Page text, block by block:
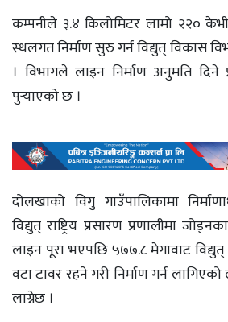
कम्पनीले ३.४ किलोमिटर लामो २२०
स्थलगत निर्माण सुरु गर्न विद्युत् विकास
। विभागले लाइन निर्माण अनुमति दिने
पुर्‍याएको छ ।
दोलखाको विगु गाउँपालिकामा
विद्युत् राष्ट्रिय प्रसारण प्रणालीमा
लाइन पूरा भएपछि ५७७.८ मेगावाट विद्युत्
वटा टावर रहने गरी निर्माण गर्न
लाग्नेछ ।